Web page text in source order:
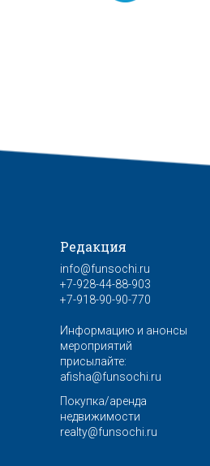
Редакция
info@funsochi.ru
+7-928-44-88-903
+7-918-90-90-770
Информацию и анонсы
мероприятий
присылайте:
afisha@funsochi.ru
Покупка/аренда
недвижимости
realty@funsochi.ru